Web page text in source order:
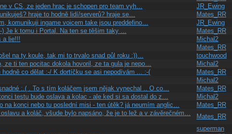
v CS, ze jeden hrac je schopen pro team vyh… JR_Ewing
hraje to hodně lidí/serverů? hraje se… Mates_RR
komunikuji ingame voicem take jsou preddefino… JR_Ewing
Je k tomu i Portal. Na ten se těšim taky ... Mates_RR
a lie!!! Michal2
Mates_RR
na ty koule, tak mi to trvalo snad půl roku :))… touchwood
ze ti ten pocitac dokola hovoril, ze ta gula je nepo… Michal2
co dělat :-/ K dortíčku se asi nepodívám ... :-( Mates_RR
Michal2
:.( . To s tím koláčem jsem nějak vynechal .. O co… Mates_RR
testu bude oslava a kolac - ale ked si sa dostal do z… Michal2
konci nebo tu poslední misi - ten útěk? já neumím anglic… Mates_RR
a koláč, všude bylo napsáno, že je to lež a v závěrečném… Mates_RR
superman